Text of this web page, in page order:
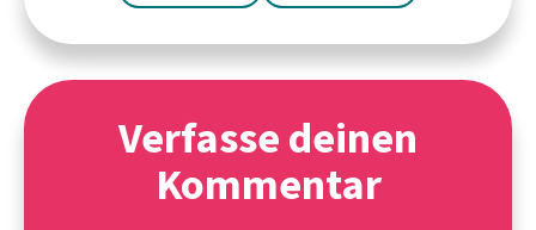
Verfasse deinen
Kommentar